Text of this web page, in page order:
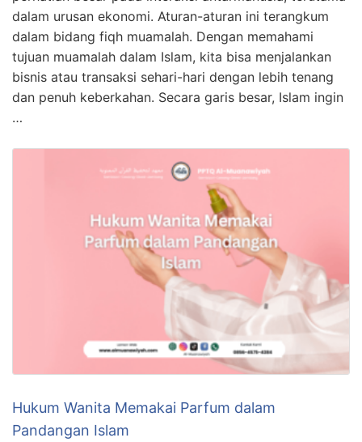
dalam urusan ekonomi. Aturan-aturan ini terangkum
dalam bidang fiqh muamalah. Dengan memahami
tujuan muamalah dalam Islam, kita bisa menjalankan
bisnis atau transaksi sehari-hari dengan lebih tenang
dan penuh keberkahan. Secara garis besar, Islam ingin
…
Hukum Wanita Memakai Parfum dalam
Pandangan Islam